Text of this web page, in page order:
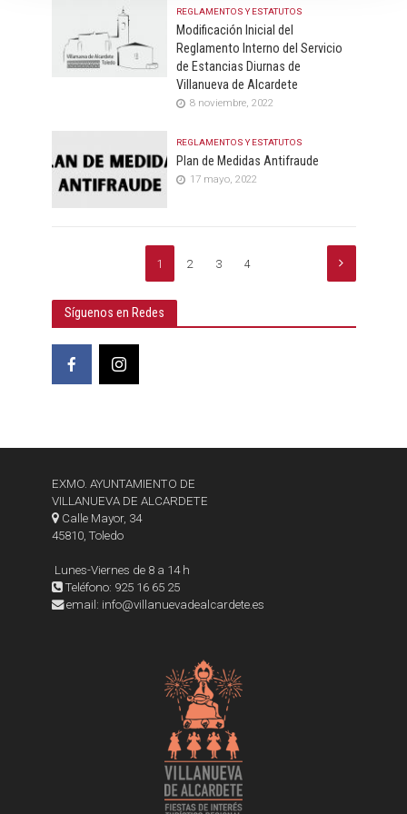
REGLAMENTOS Y ESTATUTOS
Modificación Inicial del
Reglamento Interno del Servicio
de Estancias Diurnas de
Villanueva de Alcardete
8 noviembre, 2022
REGLAMENTOS Y ESTATUTOS
Plan de Medidas Antifraude
17 mayo, 2022
1 2 3 4
Síguenos en Redes
EXMO. AYUNTAMIENTO DE
VILLANUEVA DE ALCARDETE
Calle Mayor, 34
45810, Toledo
Lunes-Viernes de 8 a 14 h
Teléfono: 925 16 65 25
email: info@villanuevadealcardete.es